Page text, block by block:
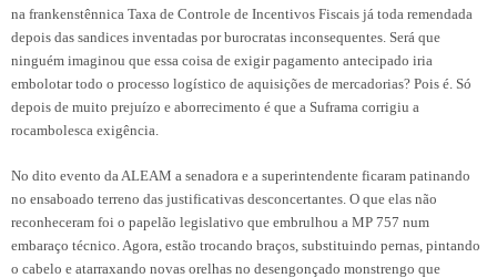
na frankenstênnica Taxa de Controle de Incentivos Fiscais já toda remendada
depois das sandices inventadas por burocratas inconsequentes. Será que
ninguém imaginou que essa coisa de exigir pagamento antecipado iria
embolotar todo o processo logístico de aquisições de mercadorias? Pois é. Só
depois de muito prejuízo e aborrecimento é que a Suframa corrigiu a
rocambolesca exigência.
No dito evento da ALEAM a senadora e a superintendente ficaram patinando
no ensaboado terreno das justificativas desconcertantes. O que elas não
reconheceram foi o papelão legislativo que embrulhou a MP 757 num
embaraço técnico. Agora, estão trocando braços, substituindo pernas, pintando
o cabelo e atarraxando novas orelhas no desengonçado monstrengo que